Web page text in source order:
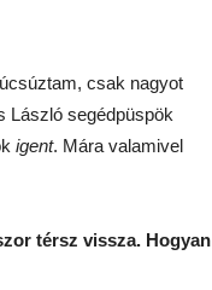
csak nagyot
László segédpüspök
igent. Mára valamivel
térsz vissza. Hogyan